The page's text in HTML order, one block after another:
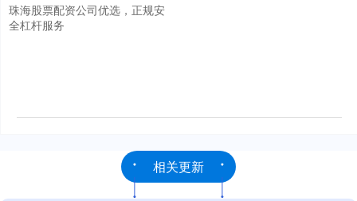
珠海股票配资公司优选，正规安
全杠杆服务
相关更新